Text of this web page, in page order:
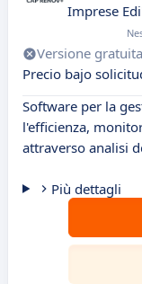
Imprese
Versione gratuita
Precio bajo
Software per la
l'efficienza,
attraverso analisi
Più dettagli